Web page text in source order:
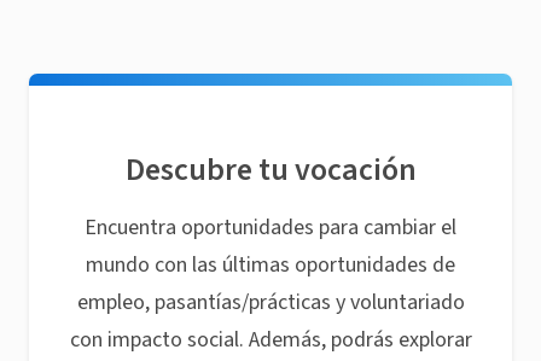
Descubre tu vocación
Encuentra oportunidades para cambiar el
mundo con las últimas oportunidades de
empleo, pasantías/prácticas y voluntariado
con impacto social. Además, podrás explorar